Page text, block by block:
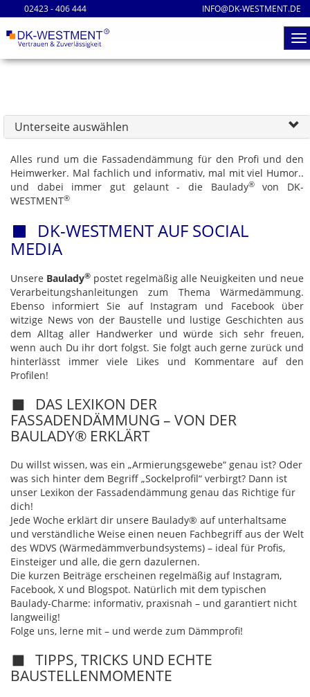
02423 - 406 444 INFO@DK-WESTMENT.DE
Unterseite auswählen
Alles rund um die Fassadendämmung für den Profi und den
Heimwerker. Mal fachlich und informativ, mal mit viel Humor..
und dabei immer gut gelaunt - die Baulady®von DK-
WESTMENT®
DK-WESTMENT AUF SOCIAL
MEDIA
Unsere Baulady® postet regelmäßig alle Neuigkeiten und neue
Verarbeitungshanleitungen zum Thema Wärmedämmung.
Ebenso informiert Sie auf Instagram und Facebook über
witzige News von der Baustelle und lustige Geschichten aus
dem Alltag aller Handwerker und würde sich sehr freuen,
wenn auch Du ihr dort folgst. Sie folgt auch gerne zurück und
hinterlässt immer viele Likes und Kommentare auf den
Profilen!
DAS LEXIKON DER
FASSADENDÄMMUNG – VON DER
BAULADY® ERKLÄRT
Du willst wissen, was ein „Armierungsgewebe“ genau ist? Oder
was sich hinter dem Begriff „Sockelprofil“ verbirgt? Dann ist
unser Lexikon der Fassadendämmung genau das Richtige für
dich!
Jede Woche erklärt dir unsere Baulady® auf unterhaltsame
und verständliche Weise einen neuen Fachbegriff aus der Welt
des WDVS (Wärmedämmverbundsystems) – ideal für Profis,
Einsteiger und alle, die gern dazulernen.
Die kurzen Beiträge erscheinen regelmäßig auf Instagram,
Facebook, X und Blogspot. Natürlich mit dem typischen
Baulady-Charme: informativ, praxisnah – und garantiert nicht
langweilig!
Folge uns, lerne mit – und werde zum Dämmprofi!
TIPPS, TRICKS UND ECHTE
BAUSTELLENMOMENTE